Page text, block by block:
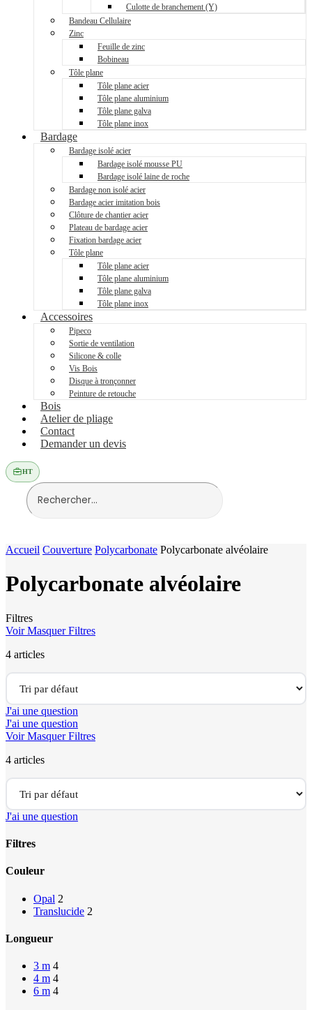
Culotte de branchement (Y)
Bandeau Cellulaire
Zinc
Feuille de zinc
Bobineau
Tôle plane
Tôle plane acier
Tôle plane aluminium
Tôle plane galva
Tôle plane inox
Bardage
Bardage isolé acier
Bardage isolé mousse PU
Bardage isolé laine de roche
Bardage non isolé acier
Bardage acier imitation bois
Clôture de chantier acier
Plateau de bardage acier
Fixation bardage acier
Tôle plane
Tôle plane acier
Tôle plane aluminium
Tôle plane galva
Tôle plane inox
Accessoires
Pipeco
Sortie de ventilation
Silicone & colle
Vis Bois
Disque à tronçonner
Peinture de retouche
Bois
Atelier de pliage
Contact
Demander un devis
HT
Accueil Couverture Polycarbonate Polycarbonate alvéolaire
Polycarbonate alvéolaire
Filtres
Voir Masquer Filtres
4 articles
J'ai une question
J'ai une question
Voir Masquer Filtres
4 articles
J'ai une question
Filtres
Close
Couleur
Opal 2
Translucide 2
Longueur
3 m 4
4 m 4
6 m 4